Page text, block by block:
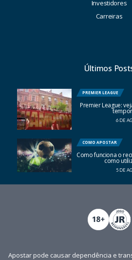
Investidores
Carreiras
Últimos
PREMIER LEAGUE
Premier League:
6 DE
COMO APOSTAR
Como funciona o
como
5 DE
Apostar pode causar dependência e